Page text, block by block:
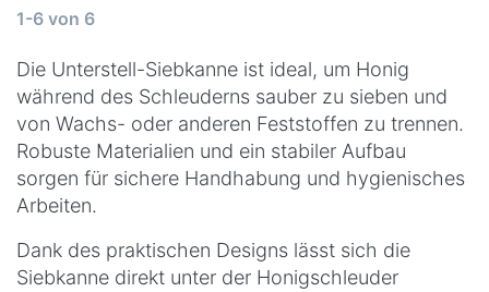
Suchergebnisse:
1-6 von 6
Die Unterstell-Siebkanne ist ideal, um Honig
während des Schleuderns sauber zu sieben und
von Wachs- oder anderen Feststoffen zu trennen.
Robuste Materialien und ein stabiler Aufbau
sorgen für sichere Handhabung und hygienisches
Arbeiten.
Dank des praktischen Designs lässt sich die
Siebkanne direkt unter der Honigschleuder